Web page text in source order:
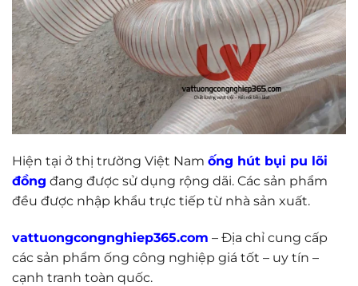
Hiện tại ở thị trường Việt Nam ống hút bụi pu lõi
đồng đang được sử dụng rộng dãi. Các sản phẩm
đều được nhập khẩu trực tiếp từ nhà sản xuất.
vattuongcongnghiep365.com – Địa chỉ cung cấp
các sản phẩm ống công nghiệp giá tốt – uy tín –
cạnh tranh toàn quốc.